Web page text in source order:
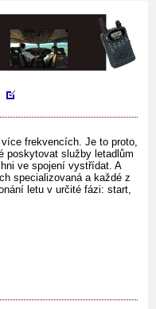
frekvencích. Je to proto,
poskytovat služby letadlům
ve spojení vystřídat. A
specializovaná a každé z
letu v určité fázi: start,